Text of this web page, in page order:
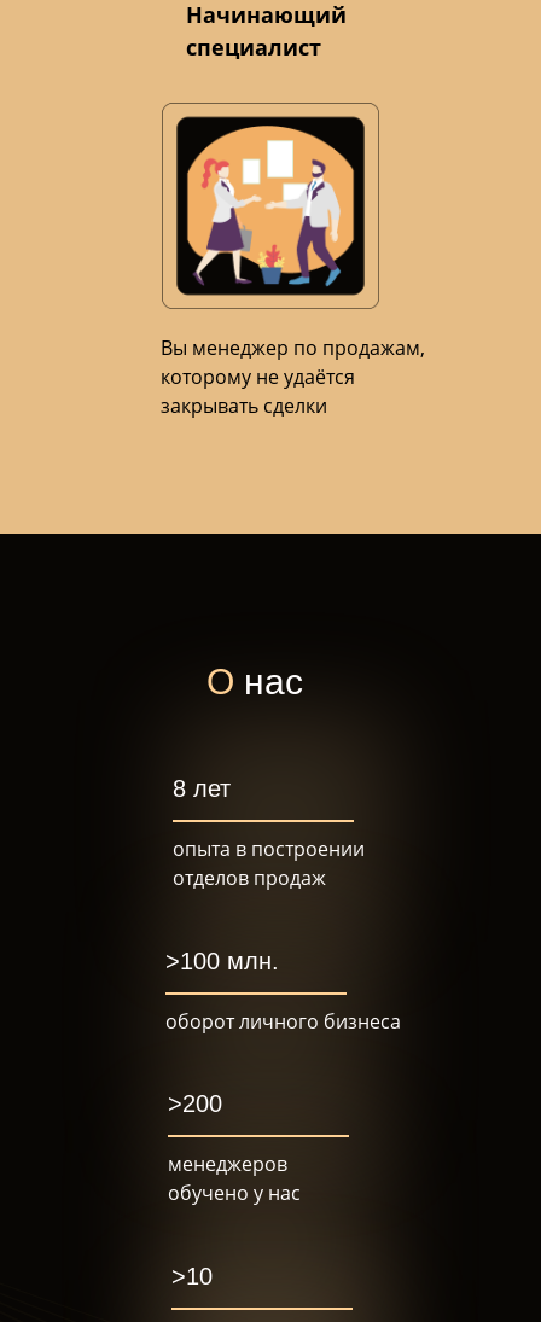
Вы менеджер по продажам,
которому не удаётся
закрывать сделки
Начинающий
специалист
8 лет
опыта в построении
отделов продаж
>100 млн.
оборот личного бизнеса
>200
менеджеров
обучено у нас
>10
О нас